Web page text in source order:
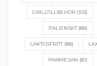
GRILLTILLBEHÖR (103)
ITALIENSKT(88)
LAKTOSFRITT(88)
PARMESAN (81)